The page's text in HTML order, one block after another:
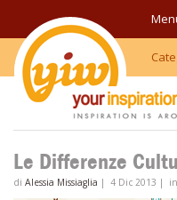
Le Differenze
di Alessia Missiaglia | 4 Dic 2013 |